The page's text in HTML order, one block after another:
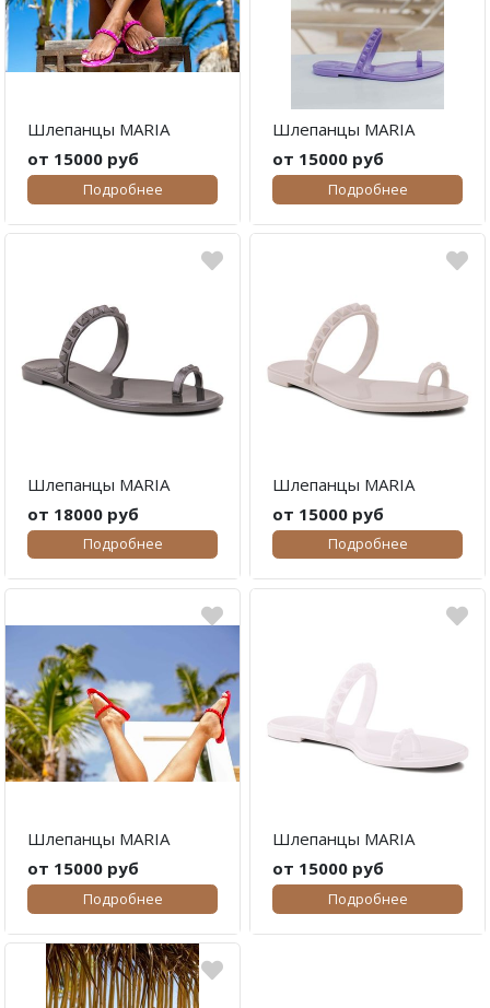
Шлепанцы MARIA
от 15000 руб
Подробнее
Шлепанцы MARIA
от 15000 руб
Подробнее
Шлепанцы MARIA
от 18000 руб
Подробнее
Шлепанцы MARIA
от 15000 руб
Подробнее
Шлепанцы MARIA
от 15000 руб
Подробнее
Шлепанцы MARIA
от 15000 руб
Подробнее